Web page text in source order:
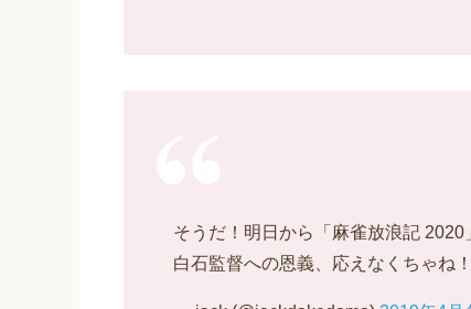
そうだ！明日から「麻雀放浪記 2020
白石監督への恩義、応えなくちゃね！